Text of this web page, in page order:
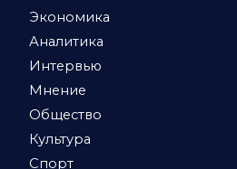
Экономика
Аналитика
Интервью
Мнение
Общество
Культура
Спорт